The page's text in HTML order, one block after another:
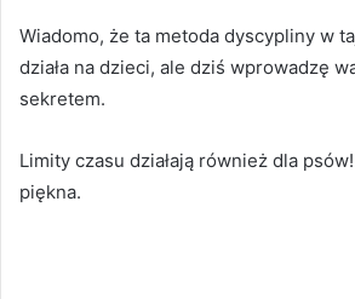
Wiadomo, że ta metoda dyscypliny w
działa na dzieci, ale dziś wprowadzę
sekretem.
Limity czasu działają również dla psów!
piękna.